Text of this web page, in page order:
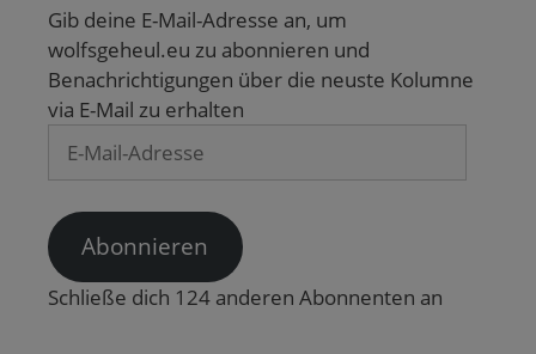
Gib deine E-Mail-Adresse an, um
wolfsgeheul.eu zu abonnieren und
Benachrichtigungen über die neuste Kolumne
via E-Mail zu erhalten
Mail-
Abonnieren
Schließe dich 124 anderen Abonnenten an